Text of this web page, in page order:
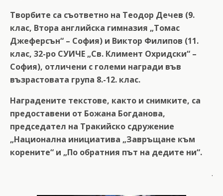
Творбите са съответно на Теодор Дечев (9.
клас, Втора английска гимназия „Томас
Джеферсън“ – София) и Виктор Филипов (11.
клас, 32-ро СУИЧЕ „Св. Климент Охридски“ –
София), отличени с големи награди във
възрастовата група 8.-12. клас.
Наградените текстове, както и снимките, са
предоставени от Божана Богданова,
председател на Тракийско сдружение
„Национална инициатива „Завръщане към
корените“ и „По обратния път на дедите ни“.
.